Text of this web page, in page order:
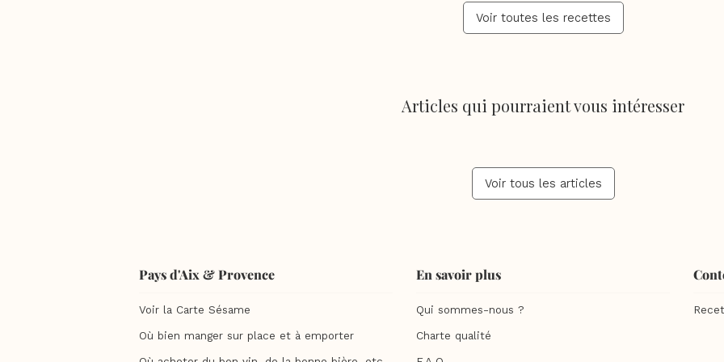
Voir toutes les recettes
Articles qui pourraient vous intéresser
Voir tous les articles
Pays d'Aix & Provence
Voir la Carte Sésame
Où bien manger sur place et à emporter
En savoir plus
Qui sommes-nous ?
Charte qualité